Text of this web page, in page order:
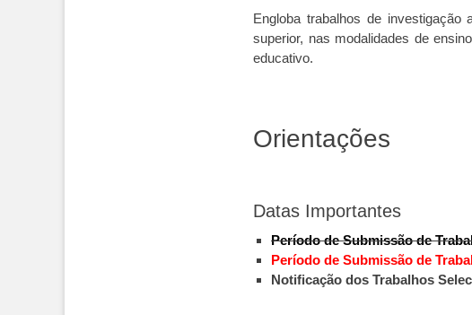
Engloba trabalhos de
superior, nas modalidades de
educativo.
Orientações
Datas Importantes
Período de Submissão de
Período de Submissão de
Notificação dos Trabalhos